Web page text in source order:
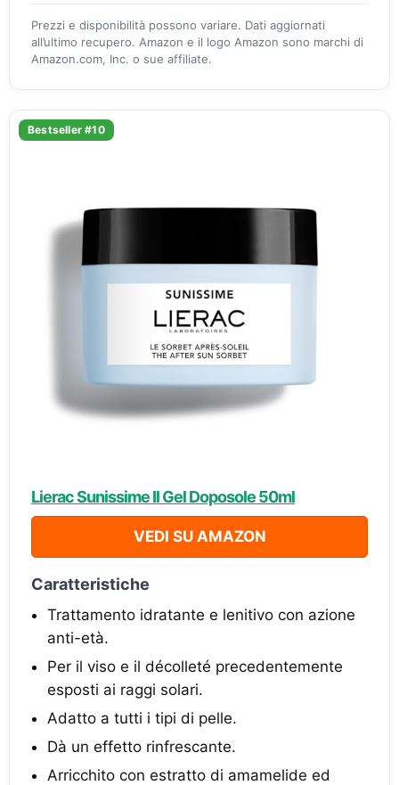
Prezzi e disponibilità possono variare. Dati aggiornati
all’ultimo recupero. Amazon e il logo Amazon sono marchi di
Amazon.com, Inc. o sue affiliate.
Bestseller #10
Lierac Sunissime Il Gel Doposole 50ml
VEDI SU AMAZON
Caratteristiche
Trattamento idratante e lenitivo con azione
anti-età.
Per il viso e il décolleté precedentemente
esposti ai raggi solari.
Adatto a tutti i tipi di pelle.
Dà un effetto rinfrescante.
Arricchito con estratto di amamelide ed